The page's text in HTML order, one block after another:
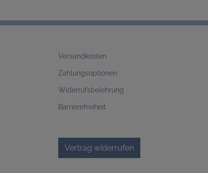
Versandkosten
Zahlungsoptionen
Widerrufsbelehrung
Barrierefreiheit
Vertrag widerrufen